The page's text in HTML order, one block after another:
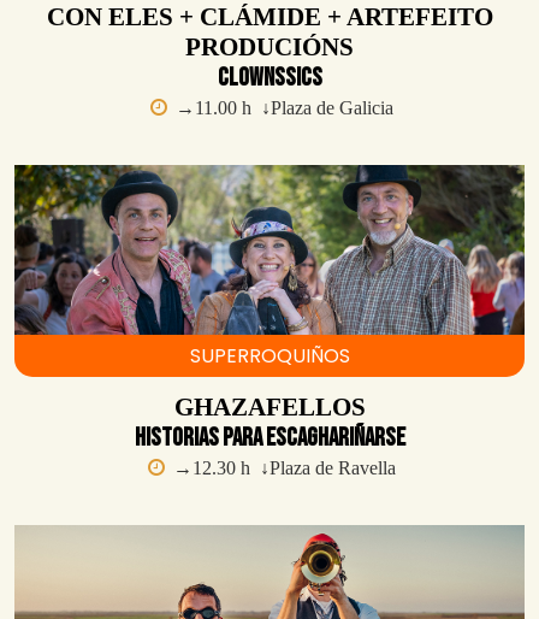
CON ELES + CLÁMIDE + ARTEFEITO
PRODUCIÓNS
Clownssics
→11.00 h ↓Plaza de Galicia
SUPERROQUIÑOS
GHAZAFELLOS
Historias para escaghariñarse
→12.30 h ↓Plaza de Ravella